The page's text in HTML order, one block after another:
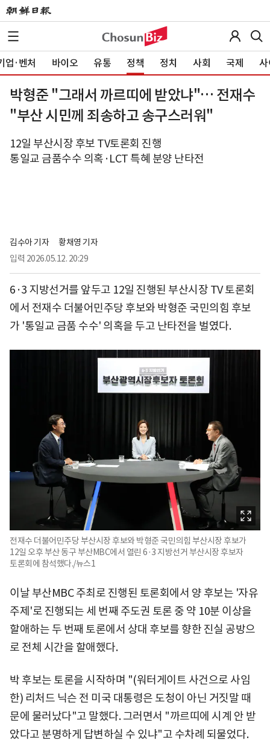
업·벤처 바이오 유통 정책 정치 사회 국제 사
박형준 "그래서 까르띠에 받았냐"… 전재수
"부산 시민께 죄송하고 송구스러워"
12일 부산시장 후보 TV토론회 진행
통일교 금품수수 의혹·LCT 특혜 분양 난타전
김수아 기자
황채영 기자
입력 2026.05.12. 20:29
6·3 지방선거를 앞두고 12일 진행된 부산시장 TV 토론회
에서 전재수 더불어민주당 후보와 박형준 국민의힘 후보
가 '통일교 금품 수수' 의혹을 두고 난타전을 벌였다.
전재수 더불어민주당 부산시장 후보와 박형준 국민의힘 부산시장 후보가
12일 오후 부산 동구 부산MBC에서 열린 6·3 지방선거 부산시장 후보자
토론회에 참석했다./뉴스1
이날 부산MBC 주최로 진행된 토론회에서 양 후보는 '자유
주제'로 진행되는 세 번째 주도권 토론 중 약 10분 이상을
할애하는 두 번째 토론에서 상대 후보를 향한 진실 공방으
로 전체 시간을 할애했다.
박 후보는 토론을 시작하며 "(워터게이트 사건으로 사임
한) 리처드 닉슨 전 미국 대통령은 도청이 아닌 거짓말 때
문에 물러났다"고 말했다. 그러면서 "까르띠에 시계 안 받
았다고 분명하게 답변하실 수 있냐"고 수차례 되물었다.